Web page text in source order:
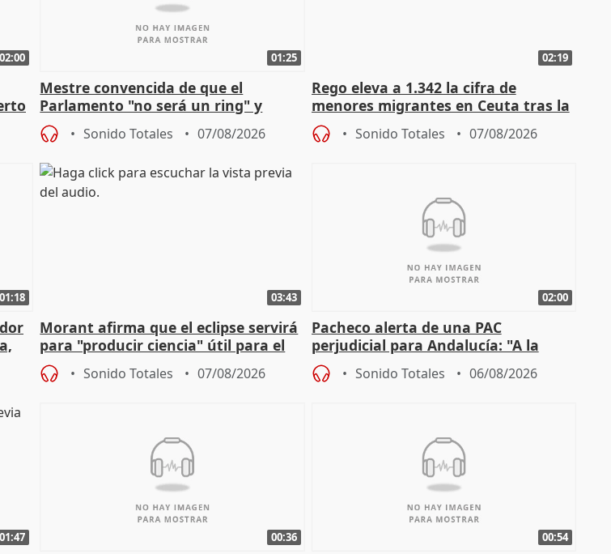
02:00 01:25
Mestre convencida de que el
Parlamento "no será un ring" y
defiende "estabilidad" del pacto con
Vox
Sonido Totales 07/08/2026
02:19
Rego eleva a 1.342 la cifra de
menores migrantes en Ceuta tras la
entrada masiva
Sonido Totales 07/08/2026
01:18 03:43
Morant afirma que el eclipse servirá
para "producir ciencia" útil para el
resto del mundo
Sonido Totales 07/08/2026
02:00
Pacheco alerta de una PAC
perjudicial para Andalucía: "A la
agricultura hay que protegerla"
Sonido Totales 06/08/2026
01:47 00:36 00:54